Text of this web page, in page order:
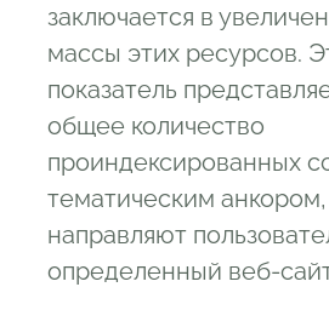
заключается в
массы этих ресурсов.
показатель
общее количество
проиндексированных
тематическим
направляют
определенный веб-